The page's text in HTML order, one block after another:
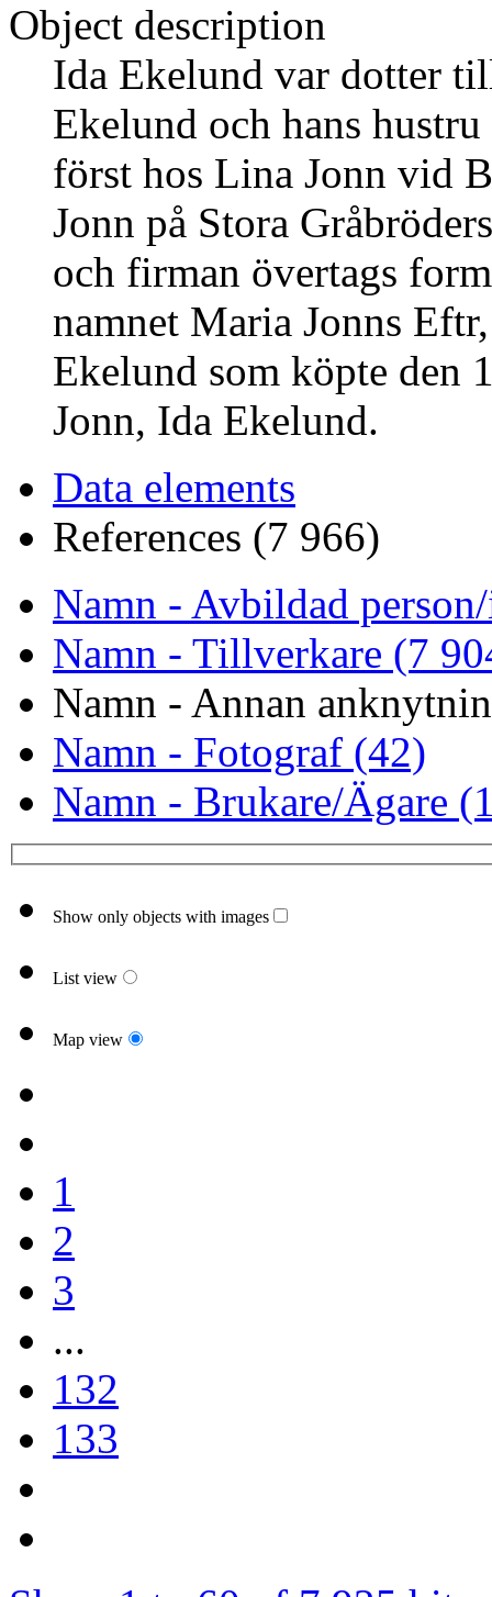
Object description
Ida Ekelund var dotter
Ekelund och hans
först hos Lina Jonn vid
Jonn på Stora
och firman övertags
namnet Maria Jonns
Ekelund som köpte den
Jonn, Ida Ekelund.
Data elements
References (7 966)
Namn - Avbildad
Namn - Tillverkare (7
Namn - Annan
Namn - Fotograf (42)
Namn - Brukare/Ägare
Show only objects with images
List view
Map view
1
2
3
...
132
133